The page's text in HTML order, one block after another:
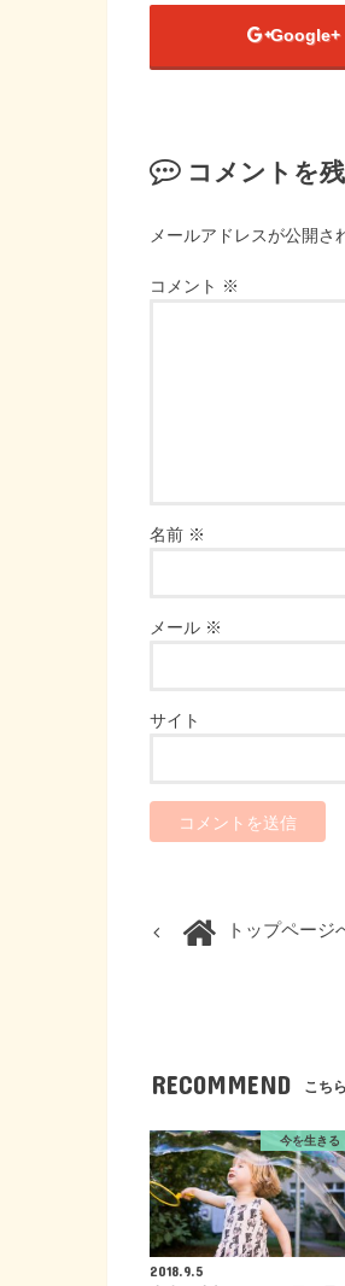
Google+
コメントを
メールアドレスが公開さ
コメント ※
名前 ※
メール ※
サイト
トップページ
RECOMMEND こち
今を生きる
2018.9.5